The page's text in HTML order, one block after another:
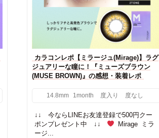
カラコンレポ【ミラージュ(Mirage)】ラグ
ジュアリーな瞳に！『ミューズブラウン
(MUSE BROWN)』の感想・装着レポ
14.8mm 1month 度入り 度なし
↓↓ 今ならLINEお友達登録で500円クー
ポンプレゼント中 ↓↓
Mirage ミラ
ージ...